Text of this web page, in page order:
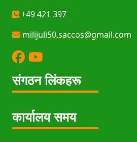
+49 421 397
milijuli50.saccos@gmail.com
संगठन लिंकहरू
कार्यालय समय